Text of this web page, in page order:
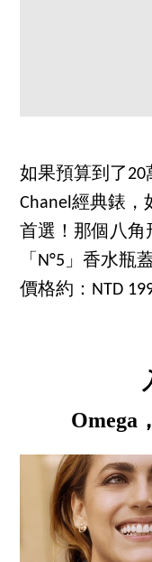
如果預算到了
Chanel經典錶，
首選！那個八角
「N°5」香水
價格約：NTD
Omega